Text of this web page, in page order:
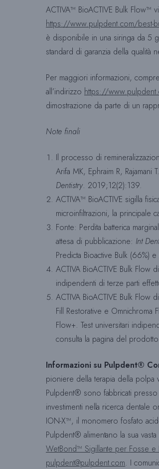
ACTIVA™ BioACTIVE Bulk
https://www.pulpdent.com/best-
è disponibile in una siringa da 5
standard di garanzia della
Per maggiori informazioni,
all’indirizzo https://
dimostrazione da parte di un
Note finali
Il processo di
Arifa MK, Ephraim R,
Dentistry. 2019;12(2):139.
ACTIVA™ BioACTIVE sigilla
microinfiltrazioni, la principale
Fonte: Perdita batterica
attesa di pubblicazione: Int
Predicta Bioactive Bulk (66%)
ACTIVA BioACTIVE Bulk Flow
indipendenti di terze parti
ACTIVA BioACTIVE Bulk
Fill Restorative e Omnichroma
Flow+. Test universitari
consulta la pagina del
Informazioni su Pulpdent®
pioniere della terapia della polpa
Pulpdent® sono fabbricati presso
investimenti nella ricerca dentale
ION-X™, il monomero fosfato
Pulpdent® alimentano la sua
WetBond™ Sigillante per Fosse e
pulpdent@pulpdent.com. I